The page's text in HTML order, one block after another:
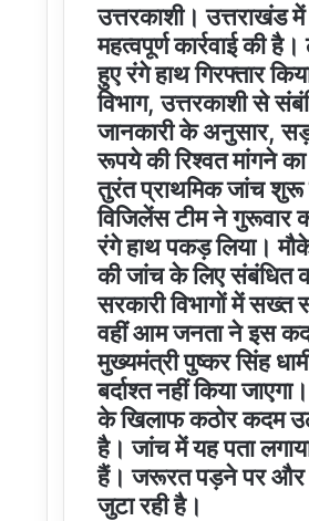
उत्तरकाशी। उत्तराखंड
महत्वपूर्ण कार्रवाई की
हुए रंगे हाथ गिरफ्तार
विभाग, उत्तरकाशी से
जानकारी के अनुसार,
रूपये की रिश्वत मांगने
तुरंत प्राथमिक जांच शुरू
विजिलेंस टीम ने गुरूवार
रंगे हाथ पकड़ लिया।
की जांच के लिए संबंधित
सरकारी विभागों में सख्त
वहीं आम जनता ने इस
मुख्यमंत्री पुष्कर सिंह
बर्दाश्त नहीं किया
के खिलाफ कठोर कदम
है। जांच में यह पता
हैं। जरूरत पड़ने पर और
जुटा रही है।